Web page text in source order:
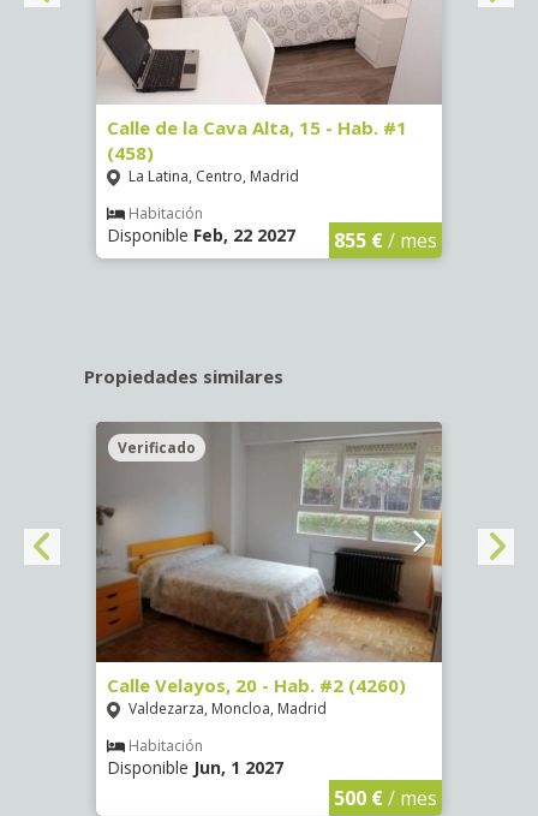
Calle de la Cava Alta, 15 - Hab. #1
(458)
La Latina, Centro, Madrid
Habitación
Disponible Feb, 22 2027 855 €/ mes
Propiedades similares
Verificado
Calle Velayos, 20 - Hab. #2 (4260)
Valdezarza, Moncloa, Madrid
Habitación
Disponible Jun, 1 2027
500 €/ mes